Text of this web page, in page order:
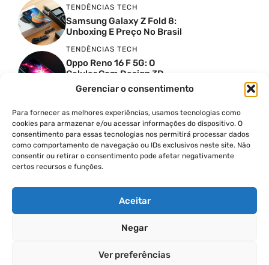
Gerenciar o consentimento
Para fornecer as melhores experiências, usamos tecnologias como
cookies para armazenar e/ou acessar informações do dispositivo. O
consentimento para essas tecnologias nos permitirá processar dados
como comportamento de navegação ou IDs exclusivos neste site. Não
consentir ou retirar o consentimento pode afetar negativamente
certos recursos e funções.
Aceitar
Negar
Ver preferências
TENDÊNCIAS TECH
Samsung Galaxy Z Fold 8:
Unboxing E Preço No Brasil
TENDÊNCIAS TECH
Oppo Reno 16 F 5G: O
Celular Com Design 3D
Surreal E Câmeras De 50
MP
PRODUTIVIDADE DIGITAL
Faca Isso Agora Para Uma
Siri Melhor
INSIGHTS & OPINIÃO
A Guerra Dos Datacenters:
POLÍTICA DE PRIVACIDADE